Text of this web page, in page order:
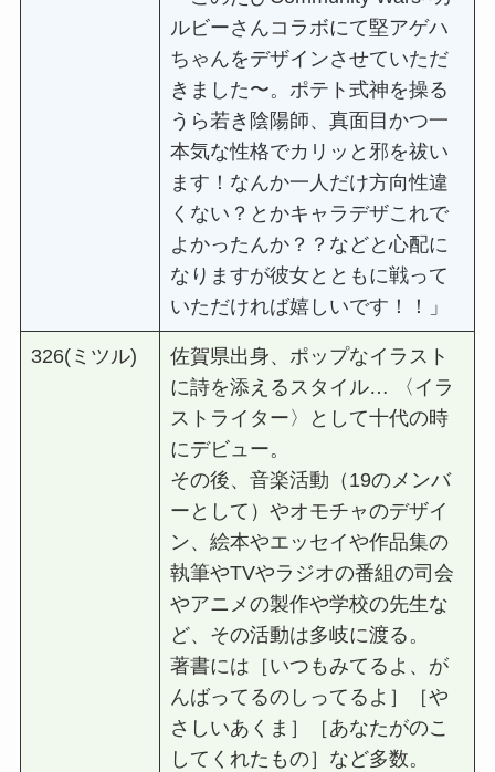
ルビーさんコラボにて堅アゲハ
ちゃんをデザインさせていただ
きました〜。ポテト式神を操る
うら若き陰陽師、真⾯⽬かつ⼀
本気な性格でカリッと邪を祓い
ます！なんか⼀⼈だけ⽅向性違
くない？とかキャラデザこれで
よかったんか？？などと⼼配に
なりますが彼⼥とともに戦って
いただければ嬉しいです！！」
326(ミツル)
佐賀県出⾝、ポップなイラスト
に詩を添えるスタイル… 〈イラ
ストライター〉として⼗代の時
にデビュー。
その後、⾳楽活動（19のメンバ
ーとして）やオモチャのデザイ
ン、絵本やエッセイや作品集の
執筆やTVやラジオの番組の司会
やアニメの製作や学校の先⽣な
ど、その活動は多岐に渡る。
著書には［いつもみてるよ、が
んばってるのしってるよ］［や
さしいあくま］［あなたがのこ
してくれたもの］など多数。